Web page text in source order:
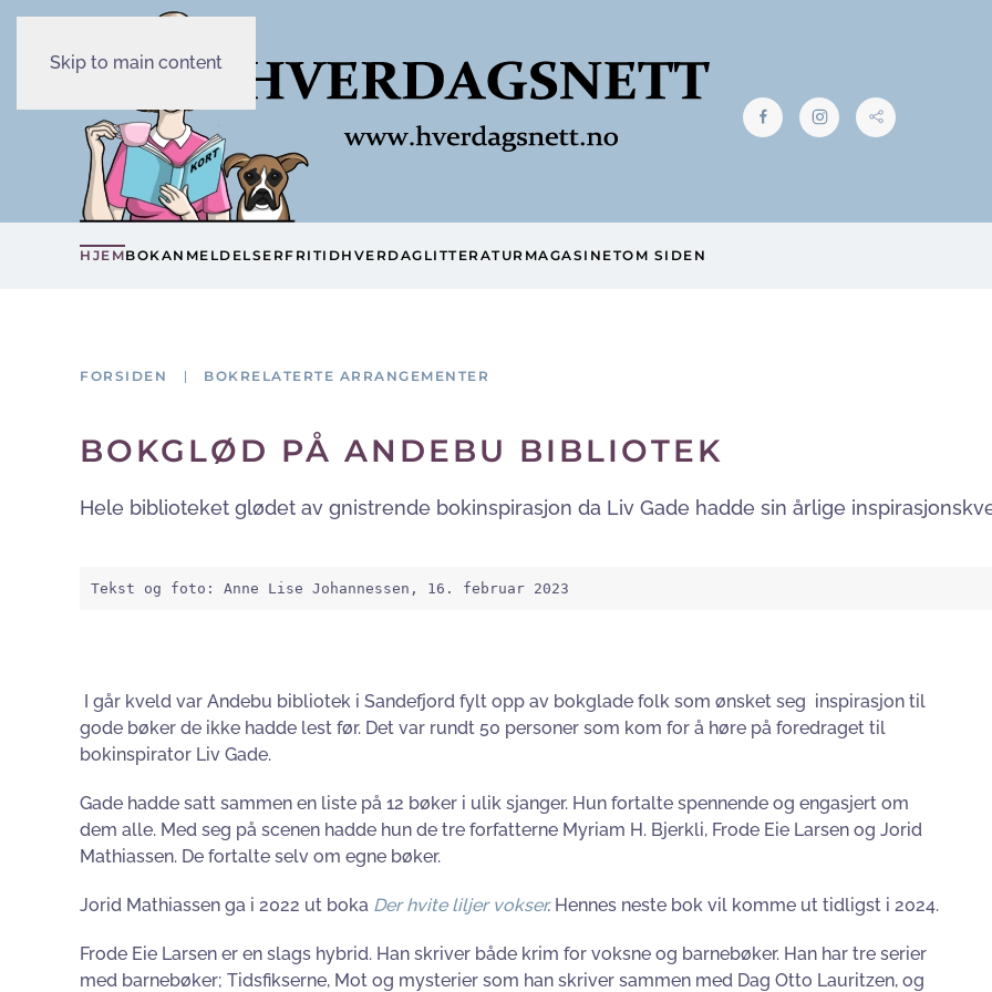
Skip to main content
HJEMBOKANMELDELSERFRITIDHVERDAG LITTERATUR MAGASINETOM SIDEN
FORSIDEN BOKRELATERTE ARRANGEMENTER
BOKGLØD PÅ ANDEBU BIBLIOTEK
Hele biblioteket glødet av gnistrende bokinspirasjon da Liv Gade hadde sin årlige
Tekst og foto: Anne Lise Johannessen, 16. februar 2023
I går kveld var Andebu bibliotek i Sandefjord fylt opp av bokglade folk som ønsket seg inspirasjon til
gode bøker de ikke hadde lest før. Det var rundt 50 personer som kom for å høre på foredraget til
bokinspirator Liv Gade.
Gade hadde satt sammen en liste på 12 bøker i ulik sjanger. Hun fortalte spennende og engasjert om
dem alle. Med seg på scenen hadde hun de tre forfatterne Myriam H. Bjerkli, Frode Eie Larsen og Jorid
Mathiassen. De fortalte selv om egne bøker.
Jorid Mathiassen ga i 2022 ut boka Der hvite liljer vokser. Hennes neste bok vil komme ut tidligst i 2024.
Frode Eie Larsen er en slags hybrid. Han skriver både krim for voksne og barnebøker. Han har tre serier
med barnebøker; Tidsfikserne, Mot og mysterier som han skriver sammen med Dag Otto Lauritzen, og